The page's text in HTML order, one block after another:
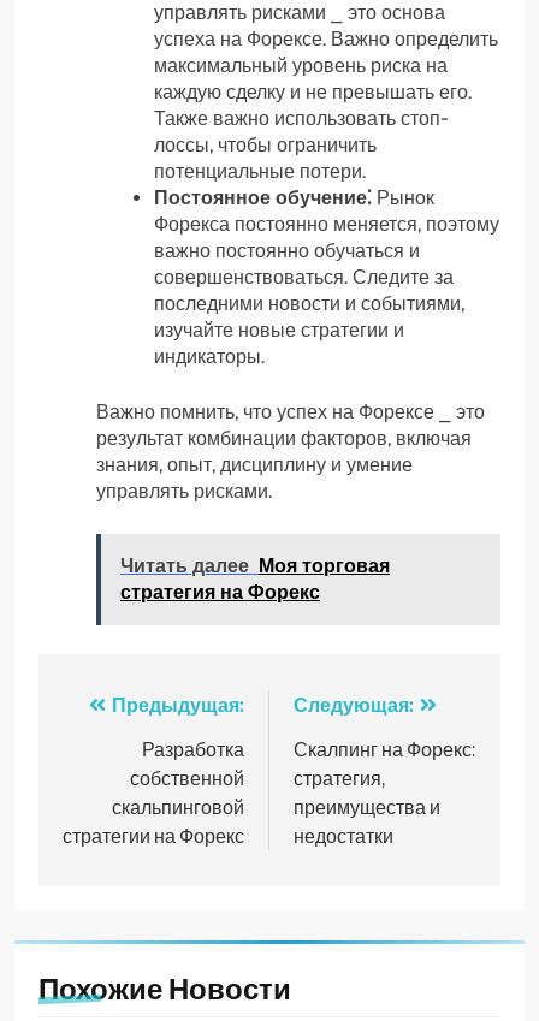
управлять рисками ⎯ это основа
успеха на Форексе. Важно определить
максимальный уровень риска на
каждую сделку и не превышать его.
Также важно использовать стоп-
лоссы, чтобы ограничить
потенциальные потери.
Постоянное обучение⁚ Рынок
Форекса постоянно меняется, поэтому
важно постоянно обучаться и
совершенствоваться. Следите за
последними новости и событиями,
изучайте новые стратегии и
индикаторы.
Важно помнить, что успех на Форексе ⎯ это
результат комбинации факторов, включая
знания, опыт, дисциплину и умение
управлять рисками.
Читать далее Моя торговая
стратегия на Форекс
Навигация
записям
Предыдущая:
Разработка
собственной
скальпинговой
стратегии на Форекс
Следующая:
Скалпинг на Форекс:
стратегия,
преимущества и
недостатки
Похожие Новости